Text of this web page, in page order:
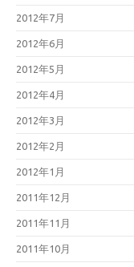
2012年7月
2012年6月
2012年5月
2012年4月
2012年3月
2012年2月
2012年1月
2011年12月
2011年11月
2011年10月